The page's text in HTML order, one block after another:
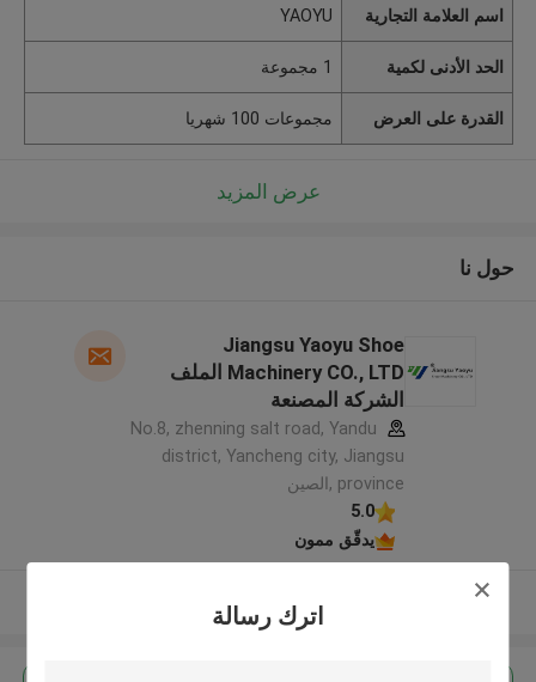
اترك رسالة
اسم العلامة التجارية YAOYU
الحد الأدنى لكمية 1 مجموعة
القدرة على العرض مجموعات 100 شهريا
عرض المزيد
حول نا
Jiangsu Yaoyu Shoe
Machinery CO., LTD الملف
الشركة المصنعة
No.8, zhenning salt road, Yandu
district, Yancheng city, Jiangsu
province ,الصين
5.0
يدقّق ممون
عرض المزيد